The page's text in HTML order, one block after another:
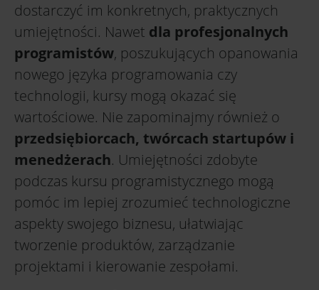
dostarczyć im konkretnych, praktycznych
umiejętności. Nawet dla profesjonalnych
programistów, poszukujących opanowania
nowego języka programowania czy
technologii, kursy mogą okazać się
wartościowe. Nie zapominajmy również o
przedsiębiorcach, twórcach startupów i
menedżerach. Umiejętności zdobyte
podczas kursu programistycznego mogą
pomóc im lepiej zrozumieć technologiczne
aspekty swojego biznesu, ułatwiając
tworzenie produktów, zarządzanie
projektami i kierowanie zespołami.